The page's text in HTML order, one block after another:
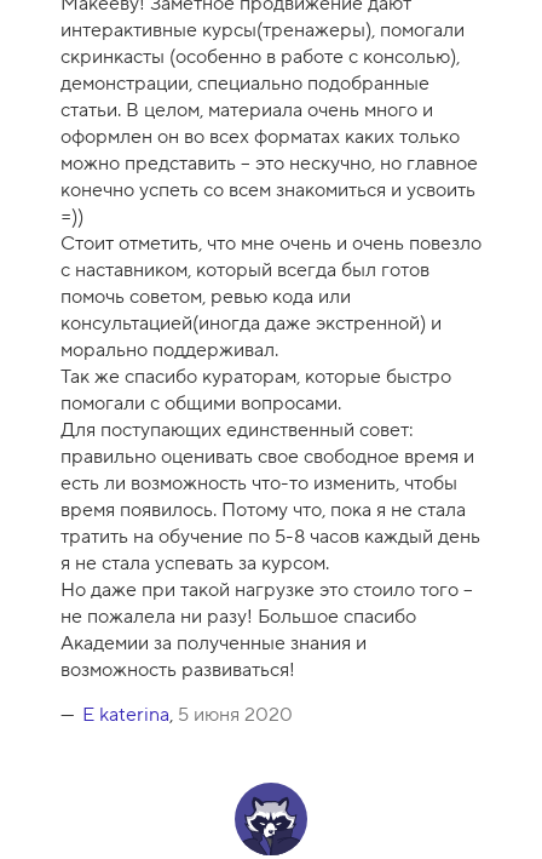
а
-
1
0
интерактивные курсы(тренажеры), помогали
скринкасты (особенно в работе с консолью),
демонстрации, специально подобранные
статьи. В целом, материала очень много и
оформлен он во всех форматах каких только
можно представить – это нескучно, но главное
конечно успеть со всем знакомиться и усвоить
=))
Стоит отметить, что мне очень и очень повезло
с наставником, который всегда был готов
помочь советом, ревью кода или
консультацией(иногда даже экстренной) и
морально поддерживал.
Так же спасибо кураторам, которые быстро
помогали с общими вопросами.
Для поступающих единственный совет:
правильно оценивать свое свободное время и
есть ли возможность что-то изменить, чтобы
время появилось. Потому что, пока я не стала
тратить на обучение по 5-8 часов каждый день
я не стала успевать за курсом.
Но даже при такой нагрузке это стоило того –
не пожалела ни разу! Большое спасибо
Академии за полученные знания и
возможность развиваться!
E katerina, 5 июня 2020